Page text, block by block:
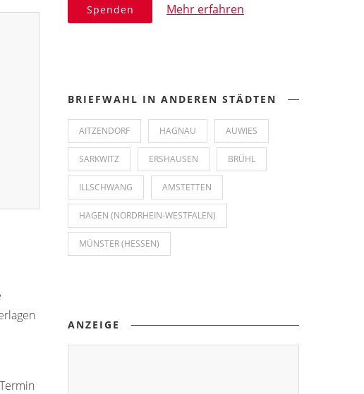
Spenden Mehr erfahren
BRIEFWAHL IN ANDEREN STÄDTEN
AITZENDORF HAGNAU AUWIES
SARKWITZ ERSHAUSEN BRÜHL
ILLSCHWANG AMSTETTEN
HAGEN (NORDRHEIN-WESTFALEN)
MÜNSTER (HESSEN)
ANZEIGE